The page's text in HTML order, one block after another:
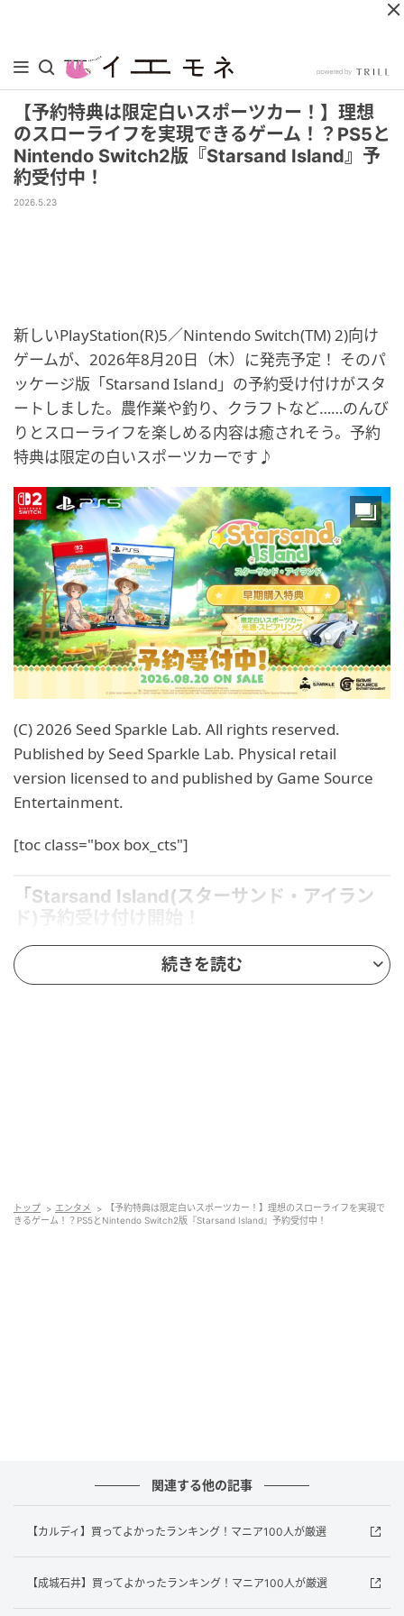
【予約特典は限定白いスポーツカー！】理想
のスローライフを実現できるゲーム！？PS5と
Nintendo Switch2版『Starsand Island』予
約受付中！
2026.5.23
新しいPlayStation(R)5／Nintendo Switch(TM) 2)向け
ゲームが、2026年8月20日（木）に発売予定！ そのパ
ッケージ版「Starsand Island」の予約受け付けがスタ
ートしました。農作業や釣り、クラフトなど……のんび
りとスローライフを楽しめる内容は癒されそう。予約
特典は限定の白いスポーツカーです♪
(C) 2026 Seed Sparkle Lab. All rights reserved.
Published by Seed Sparkle Lab. Physical retail
version licensed to and published by Game Source
Entertainment.
[toc class="box box_cts"]
「Starsand Island(スターサンド・アイラン
Game Source Entertainment(GSE)は、Seed Sparkle
Published by Seed Sparkle Lab. Physical retail
Entertainment.
「Starsand Island(スターサンド・アイランド)」
は、“現代の桃源郷”をコンセプトにしたシミュレーシ
続きを読む
トップ エンタメ
【予約特典は限定白いスポーツカー！】理想のスローライフを実現で
きるゲーム！？PS5とNintendo Switch2版『Starsand Island』予約受付中！
関連する他の記事
【カルディ】買ってよかったランキング！マニア100人が厳選
【成城石井】買ってよかったランキング！マニア100人が厳選